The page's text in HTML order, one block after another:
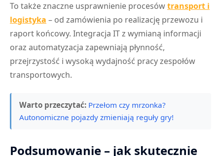
To także znaczne usprawnienie procesówtransport i
logistyka – od zamówienia po realizację przewozu i
raport końcowy. Integracja IT z wymianą informacji
oraz automatyzacja zapewniają płynność,
przejrzystość i wysoką wydajność pracy zespołów
transportowych.
Warto przeczytać: Przełom czy mrzonka?
Autonomiczne pojazdy zmieniają reguły gry!
Podsumowanie – jak skutecznie